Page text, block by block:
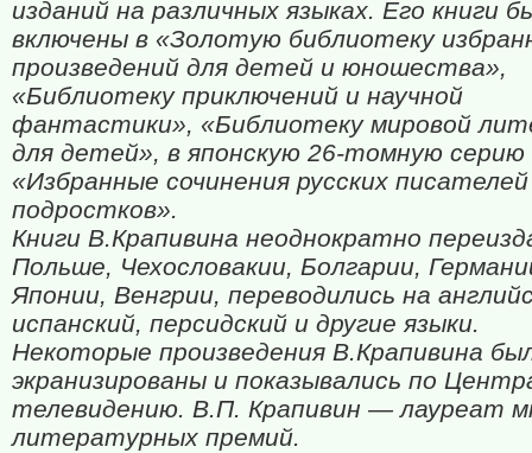
изданий на различных языках. Его книги
включены в «Золотую библиотеку
произведений для детей и юношества»,
«Библиотеку приключений и научной
фантастики», «Библиотеку мировой
для детей», в японскую 26-томную серию
«Избранные сочинения русских
подростков».
Книги В.Крапивина неоднократно
Польше, Чехословакии, Болгарии,
Японии, Венгрии, переводились на
испанский, персидский и другие языки.
Некоторые произведения В.Крапивина
экранизированы и показывались по
телевидению. В.П. Крапивин — лауреат
литературных премий.